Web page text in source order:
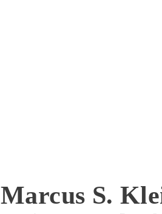
Marcus S.